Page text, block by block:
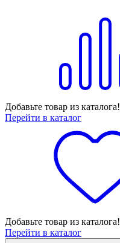
Добавьте товар из каталога!
Перейти в каталог
Добавьте товар из каталога!
Перейти в каталог